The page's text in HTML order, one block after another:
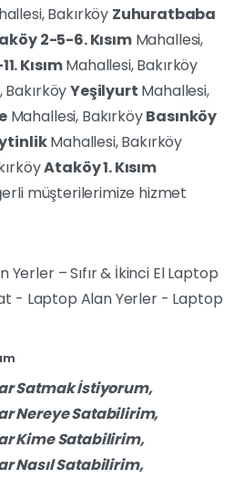
Bakırköy Zuhuratbaba
2-5-6. KısımMahallesi,
KısımMahallesi, Bakırköy
BakırköyYeşilyurt Mahallesi,
Mahallesi, BakırköyBasınköy
Mahallesi, Bakırköy
Ataköy 1. Kısım
müşterilerimize hizmet
Satmak İstiyorum,
Nereye Satabilirim,
Kime Satabilirim,
Nasıl Satabilirim,